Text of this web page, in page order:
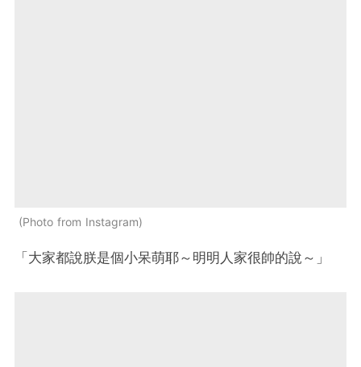
Photo from Instagram
「大家都說朕是個小呆萌耶～明明人家很帥的說～」